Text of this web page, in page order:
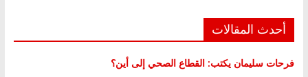
أحدث المقالات
فرحات سليمان يكتب: القطاع الصحي إلى أين؟